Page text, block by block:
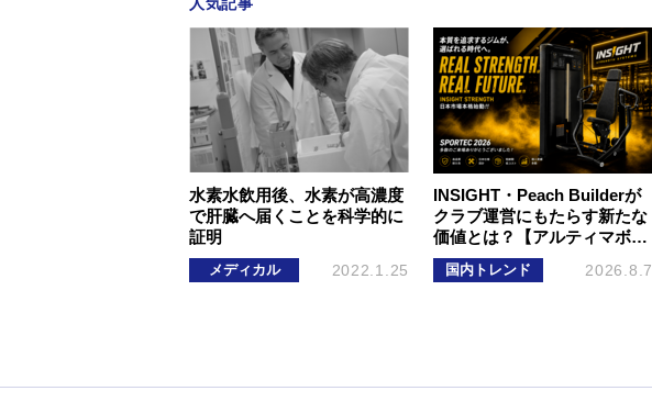
水素水飲用後、水素が高濃度
で肝臓へ届くことを科学的に
証明
メディカル 2022.1.25
INSIGHT・Peach Builderが
クラブ運営にもたらす新たな
価値とは？【アルティマボ…
国内トレンド 2026.8.7